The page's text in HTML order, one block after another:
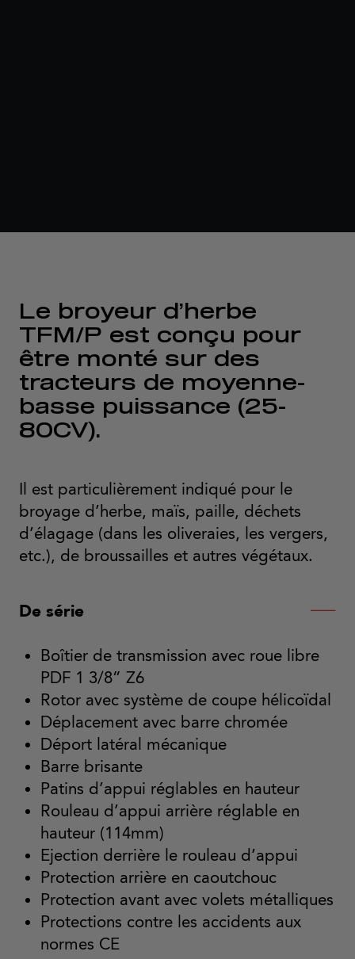
Le broyeur d’herbe
TFM/P est conçu pour
être monté sur des
tracteurs de moyenne-
basse puissance (25-
80CV).
Il est particulièrement indiqué pour le
broyage d’herbe, maïs, paille, déchets
d’élagage (dans les oliveraies, les vergers,
etc.), de broussailles et autres végétaux.
De série
Boîtier de transmission avec roue libre
PDF 1 3/8” Z6
Rotor avec système de coupe hélicoïdal
Déplacement avec barre chromée
Déport latéral mécanique
Barre brisante
Patins d’appui réglables en hauteur
Rouleau d’appui arrière réglable en
hauteur (114mm)
Ejection derrière le rouleau d’appui
Protection arrière en caoutchouc
Protection avant avec volets métalliques
Protections contre les accidents aux
normes CE